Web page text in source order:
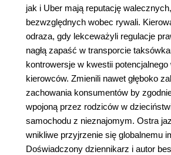
jak i Uber mają reputację
bezwzględnych wobec rywali.
odraza, gdy lekceważyli regulacje
nagłą zapaść w transporcie
kontrowersje w kwestii
kierowców. Zmienili nawet głęboko
zachowania konsumentów by
wpojoną przez rodziców w
samochodu z nieznajomym. Ostra
wnikliwe przyjrzenie się globalnemu
Doświadczony dziennikarz i autor